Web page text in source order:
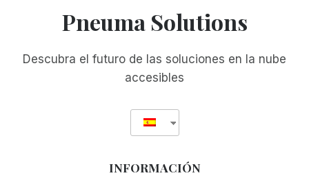
Pneuma Solutions
Descubra el futuro de las soluciones en la nube
accesibles
INFORMACIÓN